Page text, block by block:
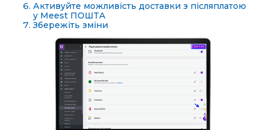
Активуйте можливість доставки з післяплатою
у Meest ПОШТА
Збережіть зміни